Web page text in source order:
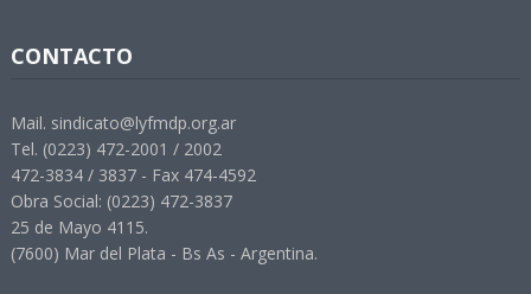
CONTACTO
Mail. sindicato@lyfmdp.org.ar
Tel. (0223) 472-2001 / 2002
472-3834 / 3837 - Fax 474-4592
Obra Social: (0223) 472-3837
25 de Mayo 4115.
(7600) Mar del Plata - Bs As - Argentina.